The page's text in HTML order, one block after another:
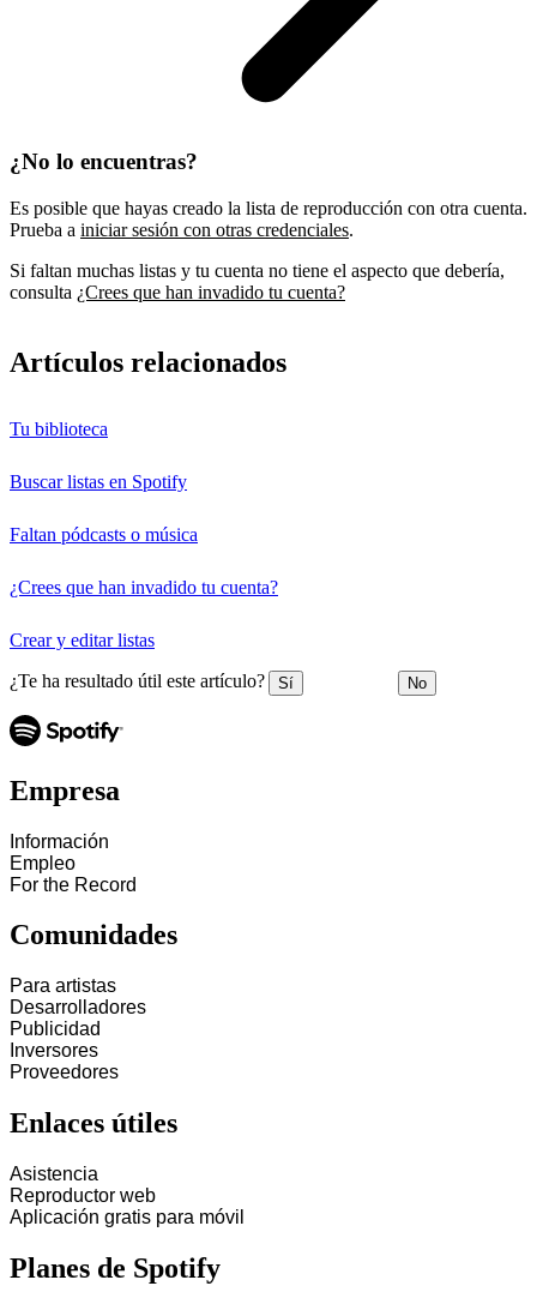
¿No lo encuentras?
Es posible que hayas creado la lista de reproducción con otra cuenta.
Prueba a iniciar sesión con otras credenciales.
Si faltan muchas listas y tu cuenta no tiene el aspecto que debería,
consulta ¿Crees que han invadido tu cuenta?
Artículos relacionados
Tu biblioteca
Buscar listas en Spotify
Faltan pódcasts o música
¿Crees que han invadido tu cuenta?
Crear y editar listas
¿Te ha resultado útil este artículo? Sí No
Empresa
Información
Empleo
For the Record
Comunidades
Para artistas
Desarrolladores
Publicidad
Inversores
Proveedores
Enlaces útiles
Asistencia
Reproductor web
Aplicación gratis para móvil
Planes de Spotify